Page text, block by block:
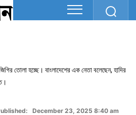
তোলা হচ্ছে। বাংলাদেশের এক নেতা বলেছেন, হাদির
December 23, 2025 8:40 am